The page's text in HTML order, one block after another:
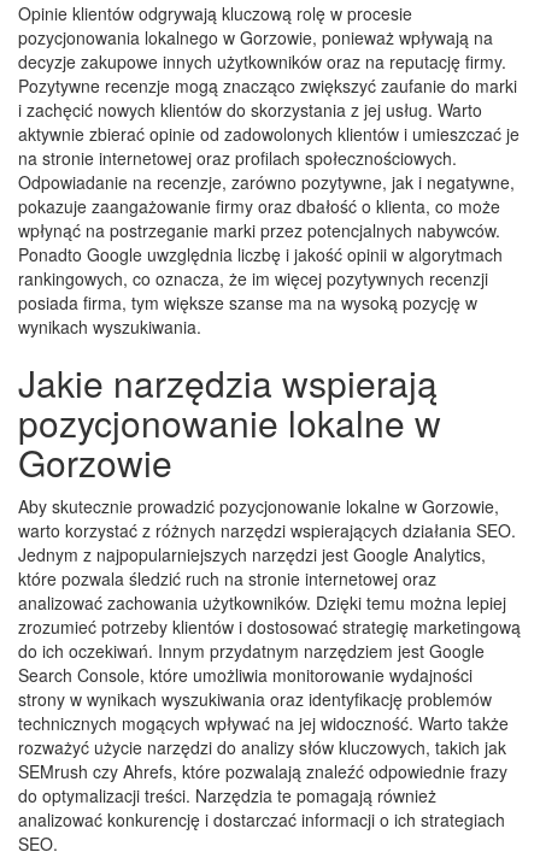
Opinie klientów odgrywają kluczową rolę w procesie
pozycjonowania lokalnego w Gorzowie, ponieważ wpływają na
decyzje zakupowe innych użytkowników oraz na reputację firmy.
Pozytywne recenzje mogą znacząco zwiększyć zaufanie do marki
i zachęcić nowych klientów do skorzystania z jej usług. Warto
aktywnie zbierać opinie od zadowolonych klientów i umieszczać je
na stronie internetowej oraz profilach społecznościowych.
Odpowiadanie na recenzje, zarówno pozytywne, jak i negatywne,
pokazuje zaangażowanie firmy oraz dbałość o klienta, co może
wpłynąć na postrzeganie marki przez potencjalnych nabywców.
Ponadto Google uwzględnia liczbę i jakość opinii w algorytmach
rankingowych, co oznacza, że im więcej pozytywnych recenzji
posiada firma, tym większe szanse ma na wysoką pozycję w
wynikach wyszukiwania.
Jakie narzędzia wspierają
pozycjonowanie lokalne w
Gorzowie
Aby skutecznie prowadzić pozycjonowanie lokalne w Gorzowie,
warto korzystać z różnych narzędzi wspierających działania SEO.
Jednym z najpopularniejszych narzędzi jest Google Analytics,
które pozwala śledzić ruch na stronie internetowej oraz
analizować zachowania użytkowników. Dzięki temu można lepiej
zrozumieć potrzeby klientów i dostosować strategię marketingową
do ich oczekiwań. Innym przydatnym narzędziem jest Google
Search Console, które umożliwia monitorowanie wydajności
strony w wynikach wyszukiwania oraz identyfikację problemów
technicznych mogących wpływać na jej widoczność. Warto także
rozważyć użycie narzędzi do analizy słów kluczowych, takich jak
SEMrush czy Ahrefs, które pozwalają znaleźć odpowiednie frazy
do optymalizacji treści. Narzędzia te pomagają również
analizować konkurencję i dostarczać informacji o ich strategiach
SEO.